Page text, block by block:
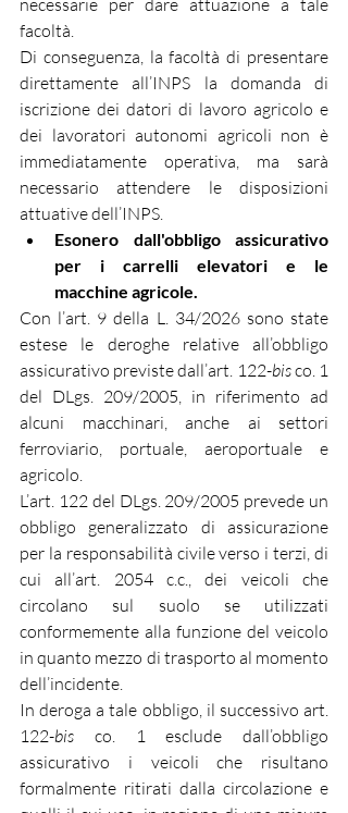
necessarie per dare attuazione a tale
facoltà.
Di conseguenza, la facoltà di presentare
direttamente all’INPS la domanda di
iscrizione dei datori di lavoro agricolo e
dei lavoratori autonomi agricoli non è
immediatamente operativa, ma sarà
necessario attendere le disposizioni
attuative dell’INPS.
Esonero dall'obbligo assicurativo
per i carrelli elevatori e le
macchine agricole.
Con l’art. 9 della L. 34/2026 sono state
estese le deroghe relative all’obbligo
assicurativo previste dall’art. 122-bis co. 1
del DLgs. 209/2005, in riferimento ad
alcuni macchinari, anche ai settori
ferroviario, portuale, aeroportuale e
agricolo.
L’art. 122 del DLgs. 209/2005 prevede un
obbligo generalizzato di assicurazione
per la responsabilità civile verso i terzi, di
cui all’art. 2054 c.c., dei veicoli che
circolano sul suolo se utilizzati
conformemente alla funzione del veicolo
in quanto mezzo di trasporto al momento
dell’incidente.
In deroga a tale obbligo, il successivo art.
122-bis co. 1 esclude dall’obbligo
assicurativo i veicoli che risultano
formalmente ritirati dalla circolazione e